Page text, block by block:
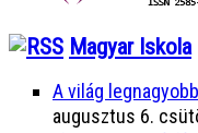
Magyar Iskola
A világ
augusztus 6.